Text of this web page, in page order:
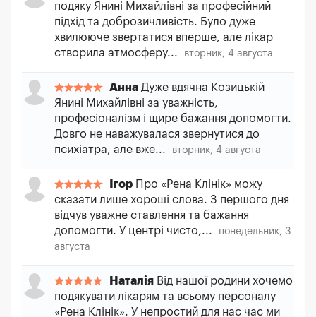
подяку Янині Михайлівні за професійний
підхід та доброзичливість. Було дуже
хвилююче звертатися вперше, але лікар
створила атмосферу...
вторник, 4 августа
Анна Дуже вдячна Козицькій
Янині Михайлівні за уважність,
професіоналізм і щире бажання допомогти.
Довго не наважувалася звернутися до
психіатра, але вже...
вторник, 4 августа
Ігор Про «Рена Клінік» можу
сказати лише хороші слова. З першого дня
відчув уважне ставлення та бажання
допомогти. У центрі чисто,...
понедельник, 3
августа
Наталія Від нашої родини хочемо
подякувати лікарям та всьому персоналу
«Рена Клінік». У непростий для нас час ми